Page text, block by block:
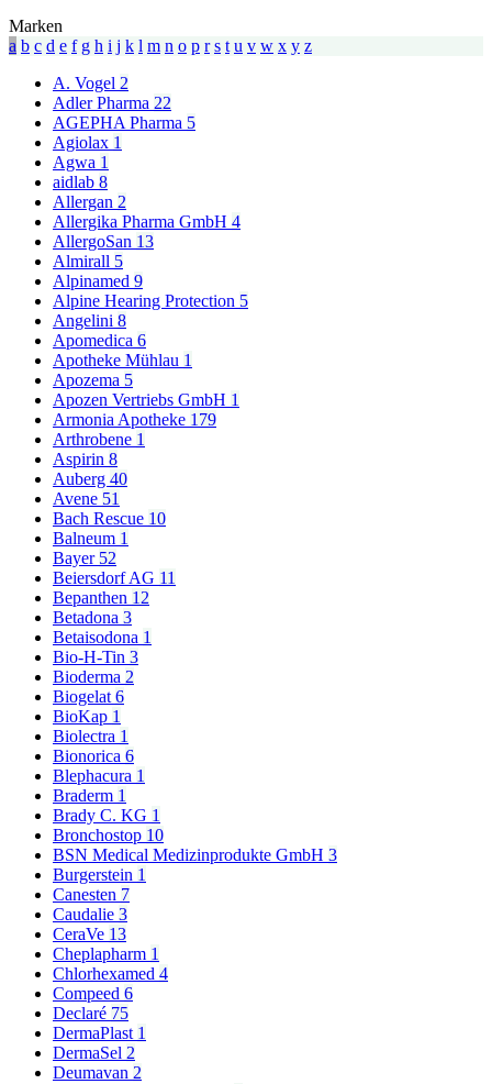
Marken
a b c d e f g h i j k l m n o p r s t u v w x y z
A. Vogel 2
Adler Pharma 22
AGEPHA Pharma 5
Agiolax 1
Agwa 1
aidlab 8
Allergan 2
Allergika Pharma GmbH 4
AllergoSan 13
Almirall 5
Alpinamed 9
Alpine Hearing Protection 5
Angelini 8
Apomedica 6
Apotheke Mühlau 1
Apozema 5
Apozen Vertriebs GmbH 1
Armonia Apotheke 179
Arthrobene 1
Aspirin 8
Auberg 40
Avene 51
Bach Rescue 10
Balneum 1
Bayer 52
Beiersdorf AG 11
Bepanthen 12
Betadona 3
Betaisodona 1
Bio-H-Tin 3
Bioderma 2
Biogelat 6
BioKap 1
Biolectra 1
Bionorica 6
Blephacura 1
Braderm 1
Brady C. KG 1
Bronchostop 10
BSN Medical Medizinprodukte GmbH 3
Burgerstein 1
Canesten 7
Caudalie 3
CeraVe 13
Cheplapharm 1
Chlorhexamed 4
Compeed 6
Declaré 75
DermaPlast 1
DermaSel 2
Deumavan 2